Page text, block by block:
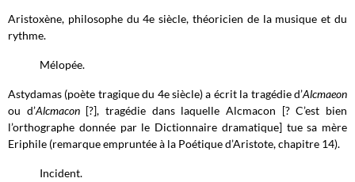
Aristoxène, philosophe du 4e siècle, théoricien de la musique et du
rythme.
Mélopée.
Astydamas (poète tragique du 4e siècle) a écrit la tragédie d’Alcmaeon
ou d’Alcmacon[?], tragédie dans laquelle Alcmacon [? C’est bien
l’orthographe donnée par le Dictionnaire dramatique] tue sa mère
Eriphile (remarque empruntée à la Poétique d’Aristote, chapitre 14).
Incident.